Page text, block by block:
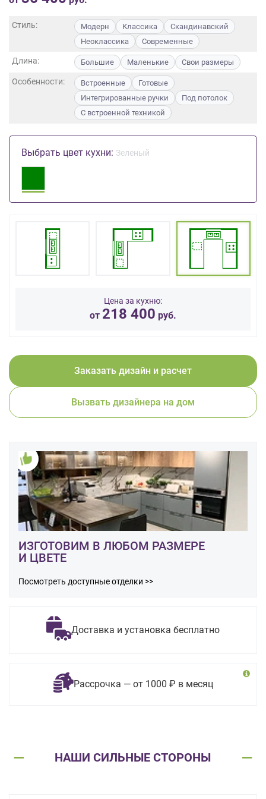
Стиль: Модерн Классика
Скандинавский
Неоклассика
Современные
Длина: Большие Маленькие Свои размеры
Особенности: Встроенные
Готовые
Интегрированные ручки
Под потолок
С встроенной техникой
Выбрать цвет кухни: Зеленый
Цена за кухню:
от 218 400 руб.
Заказать дизайн и расчет
Вызвать дизайнера на дом
ИЗГОТОВИМ В ЛЮБОМ РАЗМЕРЕ
И ЦВЕТЕ
Посмотреть доступные отделки >>
Доставка и установка бесплатно
Рассрочка — от 1000 ₽ в месяц
НАШИ СИЛЬНЫЕ СТОРОНЫ
обработку
Согласие
программами
персональных